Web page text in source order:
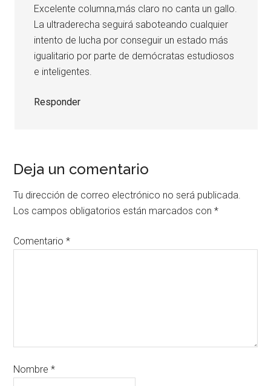
Excelente columna,más claro no canta un gallo.
La ultraderecha seguirá saboteando cualquier
intento de lucha por conseguir un estado más
igualitario por parte de demócratas estudiosos
e inteligentes.
Responder
Deja un comentario
Tu dirección de correo electrónico no será publicada.
Los campos obligatorios están marcados con*
Comentario*
Nombre*